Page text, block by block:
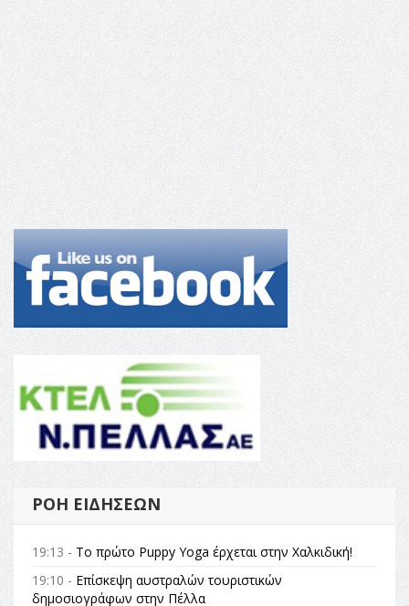
ΡΟΉ ΕΙΔΉΣΕΩΝ
19:13 - Το πρώτο Puppy Yoga έρχεται στην Χαλκιδική!
19:10 - Επίσκεψη αυστραλών τουριστικών
δημοσιογράφων στην Πέλλα